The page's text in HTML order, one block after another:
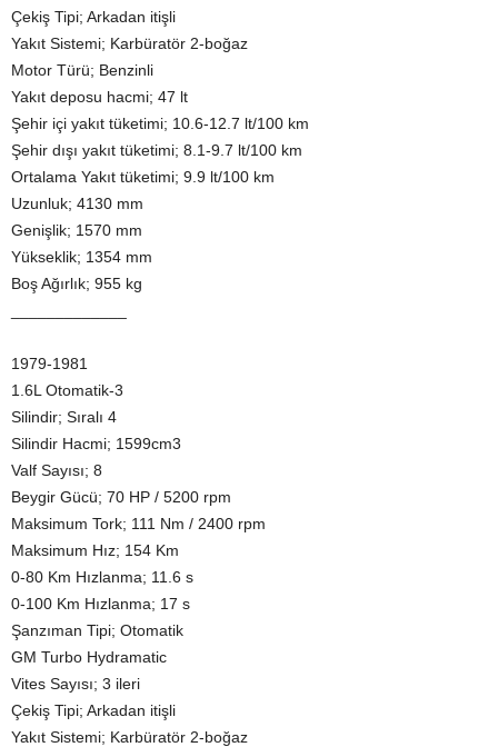
Çekiş Tipi; Arkadan itişli
Yakıt Sistemi; Karbüratör 2-boğaz
Motor Türü; Benzinli
Yakıt deposu hacmi; 47 lt
Şehir içi yakıt tüketimi; 10.6-12.7 lt/100 km
Şehir dışı yakıt tüketimi; 8.1-9.7 lt/100 km
Ortalama Yakıt tüketimi; 9.9 lt/100 km
Uzunluk; 4130 mm
Genişlik; 1570 mm
Yükseklik; 1354 mm
Boş Ağırlık; 955 kg
1979-1981
1.6L Otomatik-3
Silindir; Sıralı 4
Silindir Hacmi; 1599cm3
Valf Sayısı; 8
Beygir Gücü; 70 HP / 5200 rpm
Maksimum Tork; 111 Nm / 2400 rpm
Maksimum Hız; 154 Km
0-80 Km Hızlanma; 11.6 s
0-100 Km Hızlanma; 17 s
Şanzıman Tipi; Otomatik
GM Turbo Hydramatic
Vites Sayısı; 3 ileri
Çekiş Tipi; Arkadan itişli
Yakıt Sistemi; Karbüratör 2-boğaz